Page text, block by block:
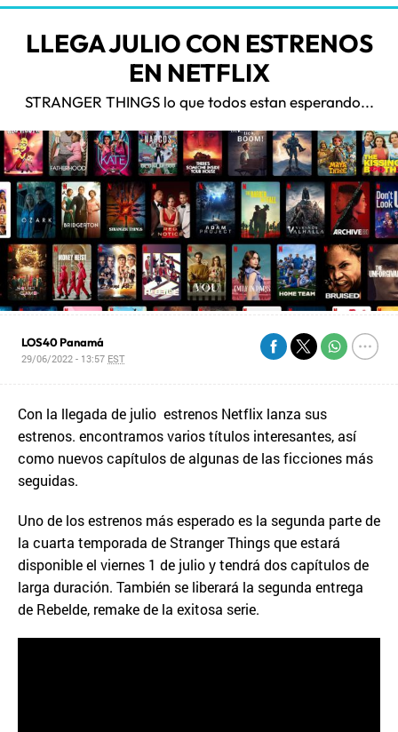
LLEGA JULIO CON ESTRENOS
EN NETFLIX
STRANGER THINGS lo que todos estan esperando...
LOS40 Panamá
29/06/2022 - 13:57 EST
Con la llegada de julio estrenos Netflix lanza sus
estrenos. encontramos varios títulos interesantes, así
como nuevos capítulos de algunas de las ficciones más
seguidas.
Uno de los estrenos más esperado es la segunda parte de
la cuarta temporada de Stranger Things que estará
disponible el viernes 1 de julio y tendrá dos capítulos de
larga duración. También se liberará la segunda entrega
de Rebelde, remake de la exitosa serie.